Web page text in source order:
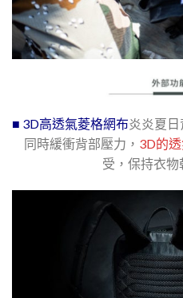
■ 3D高透氣菱格網布炎炎夏
同時緩衝背部壓力， 3D的
受，保持衣物